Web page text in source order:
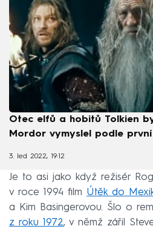
Otec elfů a hobitů Tolkien
Mordor vymyslel podle
3. led 2022, 19:12
Je to asi jako když režisér
v roce 1994 film Útěk do
a Kim Basingerovou. Šlo o
z roku 1972, v němž zářil